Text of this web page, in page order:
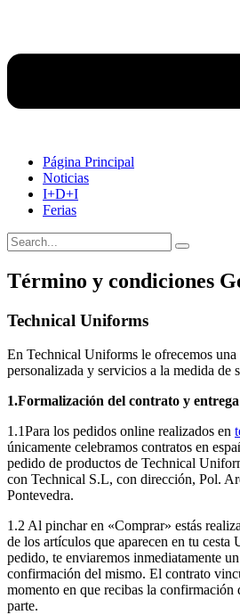
Página Principal
Noticias
I+D+I
Ferias
Término y condiciones
Technical Uniforms
En Technical Uniforms le ofrecemos una
personalizada y servicios a la medida de
1.Formalización del contrato y
1.1Para los pedidos online realizados en
únicamente celebramos contratos en
pedido de productos de Technical
con Technical S.L, con dirección, Pol.
Pontevedra.
1.2 Al pinchar en «Comprar» estás
de los artículos que aparecen en tu cesta
pedido, te enviaremos inmediatamente
confirmación del mismo. El contrato
momento en que recibas la confirmación
parte.